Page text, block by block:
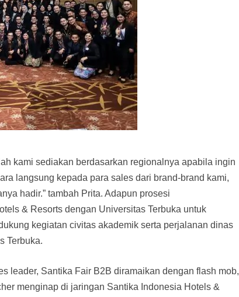
kami sediakan berdasarkan regionalnya apabila ingin
langsung kepada para sales dari brand-brand kami,
hadir.” tambah Prita. Adapun prosesi
& Resorts dengan Universitas Terbuka untuk
kegiatan civitas akademik serta perjalanan dinas
Terbuka.
leader, Santika Fair B2B diramaikan dengan flash mob,
menginap di jaringan Santika Indonesia Hotels &